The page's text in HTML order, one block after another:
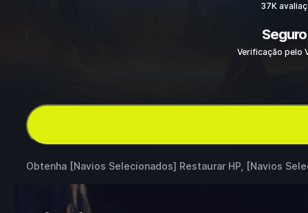
37K
Seguro
Verificação pelo
Obtenha [Navios Selecionados] Restaurar HP, [Navios